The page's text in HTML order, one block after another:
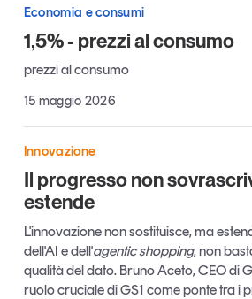
Video
Podcast
Eventi e formazione
Tutti gli appuntamenti
Chi siamo
Contatti
Tendenze Journal
La nostra newsletter nella tua email
Economia e consumi
1,5% - prezzi al consumo
prezzi al consumo
15 maggio 2026
Innovazione
Il progresso non
estende
L'innovazione non sostituisce, ma
dell'AI e dell'agentic shopping, non
qualità del dato. Bruno Aceto, CEO di
ruolo cruciale di GS1 come ponte tra i